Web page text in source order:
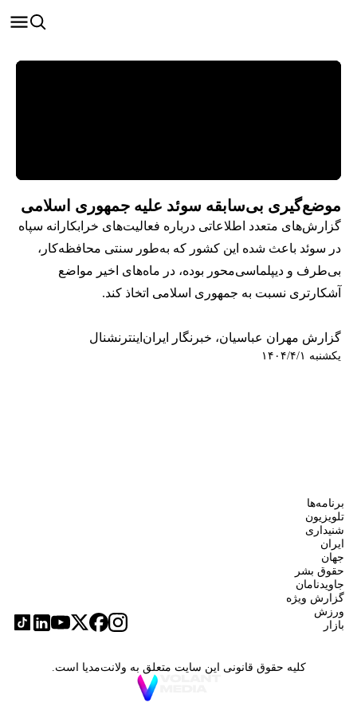
موضع‌گیری بی‌سابقه سوئد علیه جمهوری اسلامی
گزارش‌های متعدد اطلاعاتی درباره فعالیت‌های خرابکارانه سپاه
در سوئد باعث شده این کشور که به‌طور سنتی محافظه‌کار،
بی‌طرف و دیپلماسی‌محور بوده، در ماه‌های اخیر مواضع
آشکارتری نسبت به جمهوری اسلامی اتخاذ کند.
گزارش مهران عباسیان، خبرنگار ایران‌اینترنشنال
یکشنبه ۱۴۰۴/۴/۱
برنامه‌ها
تلویزیون
شنیداری
ایران
جهان
حقوق بشر
جاویدنامان
گزارش ویژه
ورزش
بازار
کلیه حقوق قانونی این سایت متعلق به ولانت‌مدیا است.